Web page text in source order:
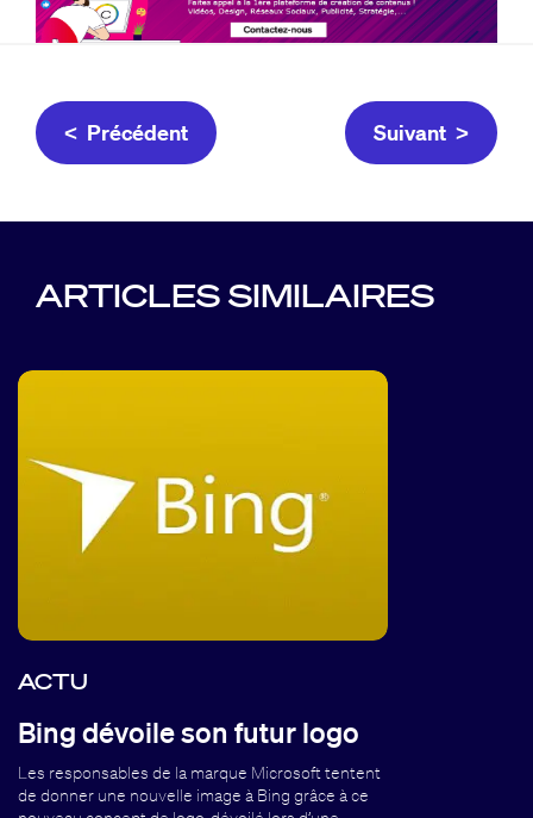
< Précédent Suivant >
ARTICLES SIMILAIRES
ACTU
Bing dévoile son futur logo
Les responsables de la marque Microsoft tentent
de donner une nouvelle image à Bing grâce à ce